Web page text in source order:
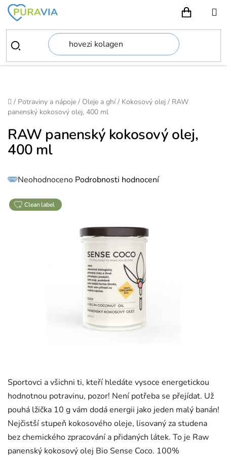
Přejít
obsah
Domů
/ Potraviny a nápoje / Oleje a ghí / Kokosový olej / RAW
panenský kokosový olej, 400 ml
Sportovci a všichni ti, kteří hledáte vysoce energetickou
hodnotnou potravinu, pozor! Není potřeba se přejídat. Už
pouhá lžička 10 g vám dodá energii jako jeden malý banán!
Nejčistší stupeň kokosového oleje, lisovaný za studena
bez chemického zpracování a přidaných látek. To je Raw
panenský kokosový olej Bio Sense Coco. 100%
RAW panenský kokosový olej,
400 ml
Průměrné
hodnocení
0,0
z
5
Neohodnoceno Podrobnosti hodnocení
clean label